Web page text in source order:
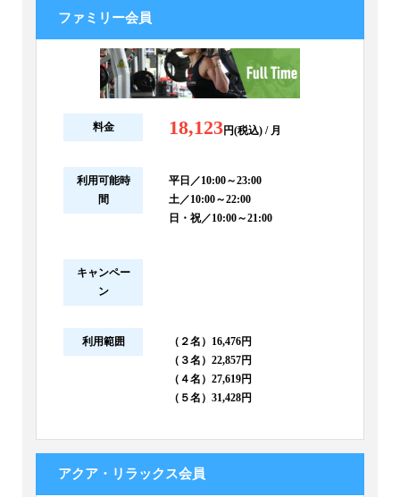
ファミリー会員
料金 18,123円(税込) / 月
利用可能時
間
平日／10:00～23:00
土／10:00～22:00
日・祝／10:00～21:00
キャンペー
ン
利用範囲
（２名）16,476円
（３名）22,857円
（４名）27,619円
（５名）31,428円
アクア・リラックス会員